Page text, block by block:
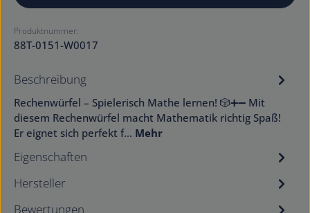
Produktnummer:
88T-0151-W0017
Beschreibung
Rechenwürfel – Spielerisch Mathe lernen! 🎲➕➖ Mit
diesem Rechenwürfel macht Mathematik richtig Spaß!
Er eignet sich perfekt f… Mehr
Eigenschaften
Hersteller
Bewertungen